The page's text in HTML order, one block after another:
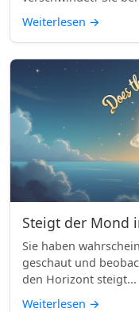
Weiterlesen →
Steigt der Mond
Sie haben
geschaut und
den Horizont steigt...
Weiterlesen →